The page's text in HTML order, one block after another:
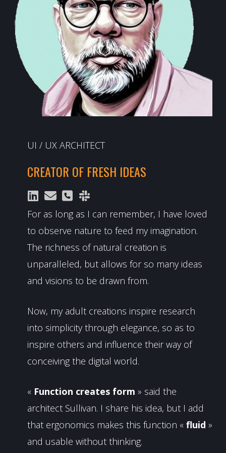
UI / UX ARCHITECT
CREATOR OF FRESH IDEAS
For as long as I can remember, I have loved
to observe nature to feed my imagination.
The richness of natural creation is
unparalleled, but allows for so many ideas
and visions to be drawn from.
Now, my adult creations inspire research
into simplicity through elegance, so as to
inspire others and influence their way of
conceiving the digital world.
« Function creates form » said the
architect Sullivan. I share his idea, but I add
that ergonomics makes this function « fluid »
and usable without thinking.